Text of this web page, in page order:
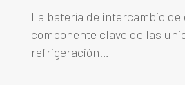
La batería de intercambio de
componente clave de las
refrigeración…